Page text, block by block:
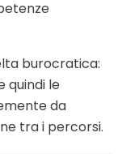
burocratica:
quindi le
da
tra i percorsi.